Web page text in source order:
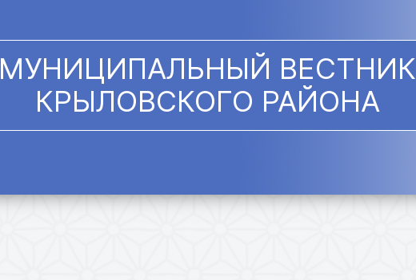
МУНИЦИПАЛЬНЫЙ ВЕСТНИК
КРЫЛОВСКОГО РАЙОНА